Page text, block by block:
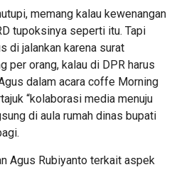
memang kalau kewenangan
tupoksinya seperti itu. Tapi
di jalankan karena surat
per orang, kalau di DPR harus
dalam acara coffe Morning
“kolaborasi media menuju
di aula rumah dinas bupati
Agus Rubiyanto terkait aspek